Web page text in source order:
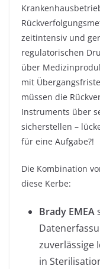
zeitintensiv und
regulatorischen
über
mit
müssen die
Instruments über
sicherstellen –
für eine Aufgabe?!
Die Kombination
diese Kerbe:
Brady EMEA
zuverlässige
in